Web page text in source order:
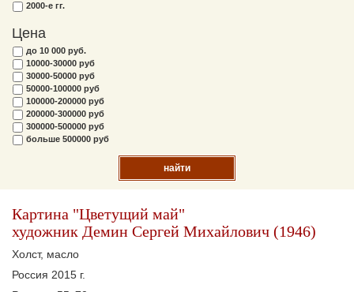
2000-е гг.
Цена
до 10 000 руб.
10000-30000 руб
30000-50000 руб
50000-100000 руб
100000-200000 руб
200000-300000 руб
300000-500000 руб
больше 500000 руб
найти
Картина "Цветущий май"
художник Демин Сергей Михайлович (1946)
Холст, масло
Россия 2015 г.